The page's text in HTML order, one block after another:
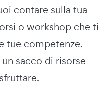
contare sulla tua
o workshop che ti
tue competenze.
sacco di risorse